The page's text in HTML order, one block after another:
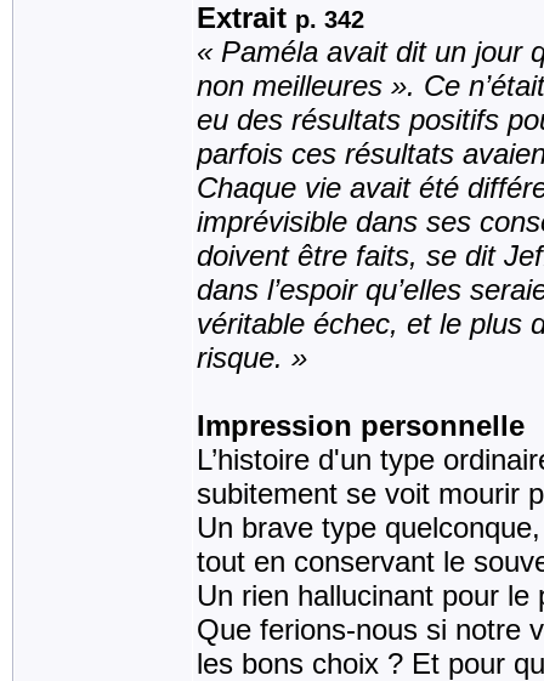
Extrait p. 342
« Paméla avait dit un jour
non meilleures ». Ce
eu des résultats positifs
parfois ces résultats
Chaque vie avait été
imprévisible dans ses
doivent être faits, se dit
dans l’espoir qu’elles
véritable échec, et le plus
risque. »
Impression personnelle
L’histoire d'un type
subitement se voit mourir
Un brave type
tout en conservant le
Un rien hallucinant pour le
Que ferions-nous si notre
les bons choix ? Et pour